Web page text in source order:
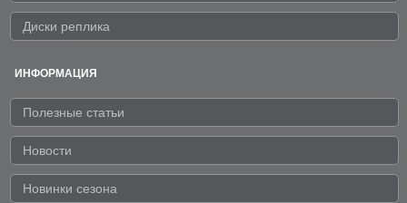
Диски реплика
ИНФОРМАЦИЯ
Полезные статьи
Новости
Новинки сезона